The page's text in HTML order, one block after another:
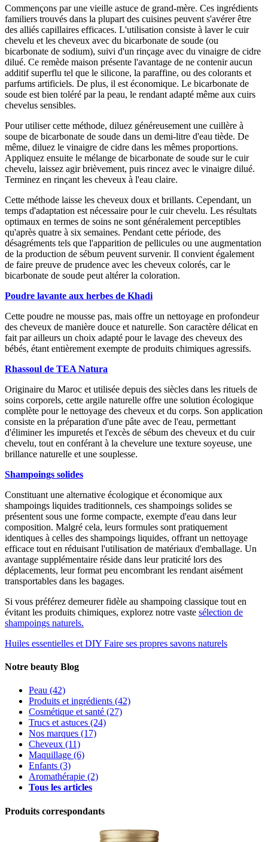
Commençons par une vieille astuce de grand-mère. Ces ingrédients
familiers trouvés dans la plupart des cuisines peuvent s'avérer être
des alliés capillaires efficaces. L'utilisation consiste à laver le cuir
chevelu et les cheveux avec du bicarbonate de soude (ou
bicarbonate de sodium), suivi d'un rinçage avec du vinaigre de cidre
dilué. Ce remède maison présente l'avantage de ne contenir aucun
additif superflu tel que le silicone, la paraffine, ou des colorants et
parfums artificiels. De plus, il est économique. Le bicarbonate de
soude est bien toléré par la peau, le rendant adapté même aux cuirs
chevelus sensibles.
Pour utiliser cette méthode, diluez généreusement une cuillère à
soupe de bicarbonate de soude dans un demi-litre d'eau tiède. De
même, diluez le vinaigre de cidre dans les mêmes proportions.
Appliquez ensuite le mélange de bicarbonate de soude sur le cuir
chevelu, laissez agir brièvement, puis rincez avec le vinaigre dilué.
Terminez en rinçant les cheveux à l'eau claire.
Cette méthode laisse les cheveux doux et brillants. Cependant, un
temps d'adaptation est nécessaire pour le cuir chevelu. Les résultats
optimaux en termes de soins ne sont généralement perceptibles
qu'après quatre à six semaines. Pendant cette période, des
désagréments tels que l'apparition de pellicules ou une augmentation
de la production de sébum peuvent survenir. Il convient également
de faire preuve de prudence avec les cheveux colorés, car le
bicarbonate de soude peut altérer la coloration.
Poudre lavante aux herbes de Khadi
Cette poudre ne mousse pas, mais offre un nettoyage en profondeur
des cheveux de manière douce et naturelle. Son caractère délicat en
fait par ailleurs un choix adapté pour le lavage des cheveux des
bébés, étant entièrement exempte de produits chimiques agressifs.
Rhassoul de TEA Natura
Originaire du Maroc et utilisée depuis des siècles dans les rituels de
soins corporels, cette argile naturelle offre une solution écologique
complète pour le nettoyage des cheveux et du corps. Son application
consiste en la préparation d'une pâte avec de l'eau, permettant
d'éliminer les impuretés et l'excès de sébum des cheveux et du cuir
chevelu, tout en conférant à la chevelure une texture soyeuse, une
brillance naturelle et une souplesse.
Shampoings solides
Constituant une alternative écologique et économique aux
shampoings liquides traditionnels, ces shampoings solides se
présentent sous une forme compacte, exempte d'eau dans leur
composition. Malgré cela, leurs formules sont pratiquement
identiques à celles des shampoings liquides, offrant un nettoyage
efficace tout en réduisant l'utilisation de matériaux d'emballage. Un
avantage supplémentaire réside dans leur praticité lors des
déplacements, leur format peu encombrant les rendant aisément
transportables dans les bagages.
Si vous préférez demeurer fidèle au shampoing classique tout en
évitant les produits chimiques, explorez notre vaste sélection de
shampoings naturels.
Huiles essentielles et DIY Faire ses propres savons naturels
Notre beauty Blog
Peau (42)
Produits et ingrédients (42)
Cosmétique et santé (27)
Trucs et astuces (24)
Nos marques (17)
Cheveux (11)
Maquillage (6)
Enfants (3)
Aromathérapie (2)
Tous les articles
Produits correspondants